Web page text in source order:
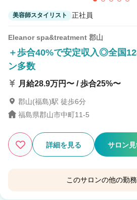
美容師スタイリスト 正社員
Eleanor spa&treatment 郡山
＋歩合40%で安定収入◎全国
ン多数
月給28.9万円〜 / 歩合25%〜
郡山(福島)駅 徒歩6分
福島県郡山市中町11-5
詳細を見る サロン
このサロンの他の勤